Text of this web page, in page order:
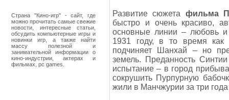
Страна "Кино-игр" - сайт, где
можно прочитать самые свежие
новости, интересные статьи,
обсудить компьютерные игры и
новинки игр, а также найти
массу полезной и
занимательной информации о
кино-индустрии, актерах и
фильмах, pc games.
Развитие сюжета фильма
быстро и очень красиво,
основные линии – любовь и
1931 году, в то время как
подчиняет Шанхай – но
земель. Преданность
испытание – в город
сокрушить Пурпурную
жили в Манчжурии за три